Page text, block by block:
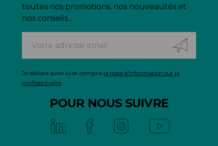
toutes nos promotions, nos nouveautés et
nos conseils...
Je déclare avoir lu et compris la note d'information sur la
confidentialité
POUR NOUS SUIVRE